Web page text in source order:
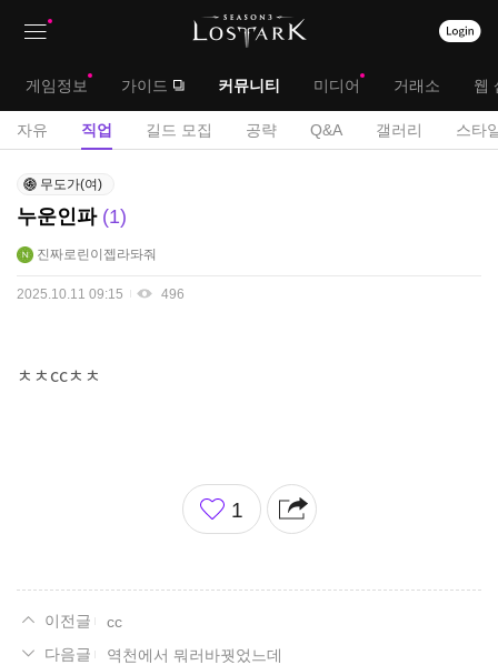
대
메
게임정보 가이드 커뮤니티 미디어 거래소 웹
서
자유 직업 길드 모집 공략 Q&A 갤러리 스타
직
업
게
시
무도가(여)
누운인파 1
진짜로린이젭라돠줘
2025.10.11 09:15 496
ㅊㅊccㅊㅊ
좋
아
1
cc
역천에서 뭐러바꿧었느데